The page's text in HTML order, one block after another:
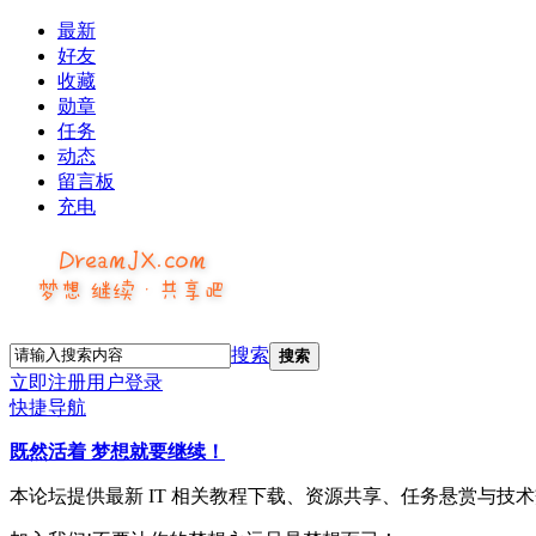
最新
好友
收藏
勋章
任务
动态
留言板
充电
搜索 搜索
立即注册用户登录
快捷导航
既然活着 梦想就要继续！
本论坛提供最新 IT 相关教程下载、资源共享、任务悬赏与技